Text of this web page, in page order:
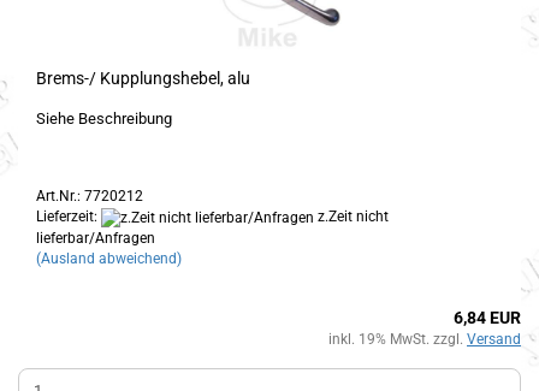
Brems-/ Kupplungshebel, alu
Siehe Beschreibung
Art.Nr.: 7720212
Lieferzeit:
z.Zeit nicht
lieferbar/Anfragen
(Ausland abweichend)
6,84 EUR
inkl. 19% MwSt. zzgl. Versand